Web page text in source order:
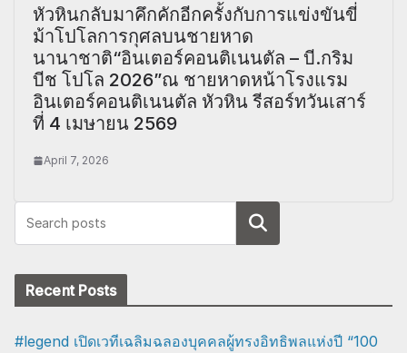
หัวหินกลับมาคึกคักอีกครั้งกับการแข่งขันขี่
ม้าโปโลการกุศลบนชายหาด
นานาชาติ“อินเตอร์คอนติเนนตัล – บี.กริม
บีช โปโล 2026”ณ ชายหาดหน้าโรงแรม
อินเตอร์คอนติเนนตัล หัวหิน รีสอร์ทวันเสาร์
ที่ 4 เมษายน 2569
April 7, 2026
Search
Recent Posts
#legend เปิดเวทีเฉลิมฉลองบุคคลผู้ทรงอิทธิพลแห่งปี “100